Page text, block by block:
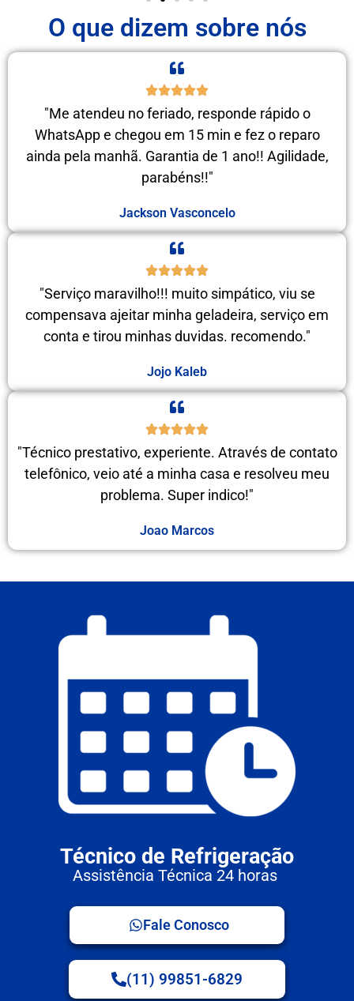
O que dizem sobre nós
"Me atendeu no feriado, responde rápido o
WhatsApp e chegou em 15 min e fez o reparo
ainda pela manhã. Garantia de 1 ano!! Agilidade,
parabéns!!"
Jackson Vasconcelo
"Serviço maravilho!!! muito simpático, viu se
compensava ajeitar minha geladeira, serviço em
conta e tirou minhas duvidas. recomendo."
Jojo Kaleb
"Técnico prestativo, experiente. Através de contato
telefônico, veio até a minha casa e resolveu meu
problema. Super indico!"
Joao Marcos
Técnico de Refrigeração
Assistência Técnica 24 horas
Fale Conosco
(11) 99851-6829